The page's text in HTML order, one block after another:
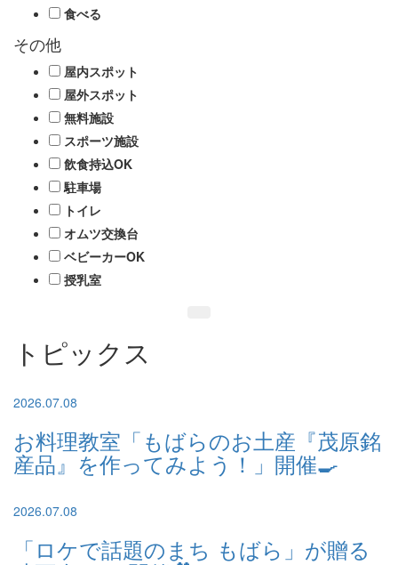
食べる
その他
屋内スポット
屋外スポット
無料施設
スポーツ施設
飲食持込OK
駐車場
トイレ
オムツ交換台
ベビーカーOK
授乳室
トピックス
2026.07.08
お料理教室「もばらのお土産『茂原銘
産品』を作ってみよう！」開催🍳
2026.07.08
「ロケで話題のまち もばら」が贈る